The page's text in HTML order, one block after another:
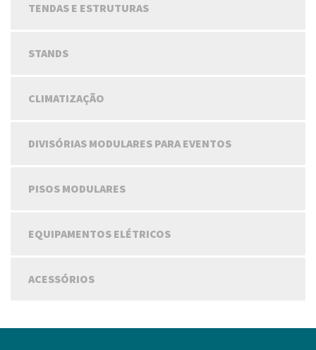
TENDAS E ESTRUTURAS
STANDS
CLIMATIZAÇÃO
DIVISÓRIAS MODULARES PARA EVENTOS
PISOS MODULARES
EQUIPAMENTOS ELÉTRICOS
ACESSÓRIOS